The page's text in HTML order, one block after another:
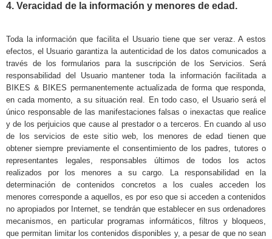
4. Veracidad de la información y menores de edad.
Toda la información que facilita el Usuario tiene que ser veraz. A estos
efectos, el Usuario garantiza la autenticidad de los datos comunicados a
través de los formularios para la suscripción de los Servicios. Será
responsabilidad del Usuario mantener toda la información facilitada a
BIKES & BIKES permanentemente actualizada de forma que responda,
en cada momento, a su situación real. En todo caso, el Usuario será el
único responsable de las manifestaciones falsas o inexactas que realice
y de los perjuicios que cause al prestador o a terceros. En cuando al uso
de los servicios de este sitio web, los menores de edad tienen que
obtener siempre previamente el consentimiento de los padres, tutores o
representantes legales, responsables últimos de todos los actos
realizados por los menores a su cargo. La responsabilidad en la
determinación de contenidos concretos a los cuales acceden los
menores corresponde a aquellos, es por eso que si acceden a contenidos
no apropiados por Internet, se tendrán que establecer en sus ordenadores
mecanismos, en particular programas informáticos, filtros y bloqueos,
que permitan limitar los contenidos disponibles y, a pesar de que no sean